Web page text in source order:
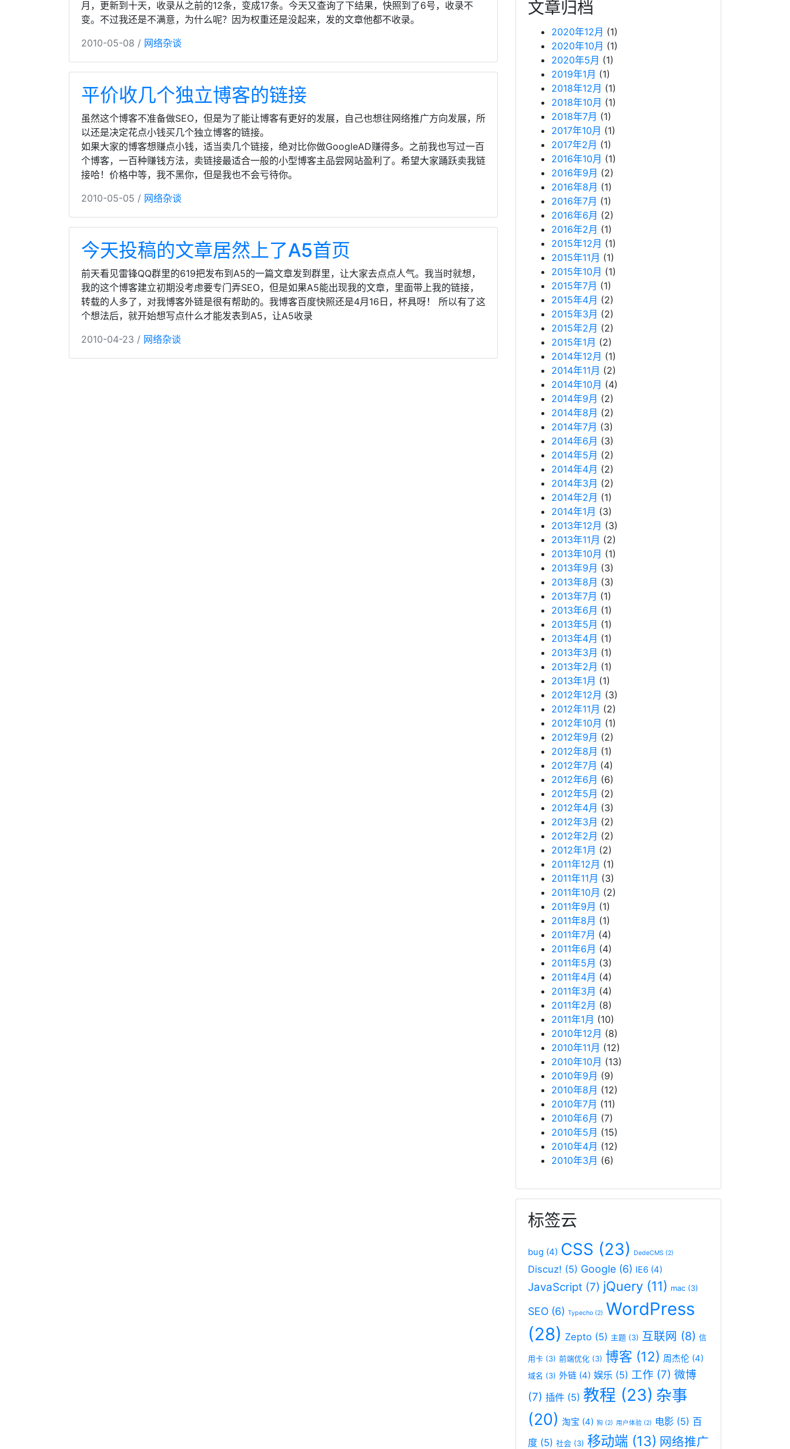
月，更新到十天，收录从之前的12条，变成17条。今天又查询了下结果，快照到了6号，收录不
变。不过我还是不满意，为什么呢？因为权重还是没起来，发的文章他都不收录。
2010-05-08 / 网络杂谈
平价收几个独立博客的链接
虽然这个博客不准备做SEO，但是为了能让博客有更好的发展，自己也想往网络推广方向发展，所
以还是决定花点小钱买几个独立博客的链接。
如果大家的博客想赚点小钱，适当卖几个链接，绝对比你做GoogleAD赚得多。之前我也写过一百
个博客，一百种赚钱方法，卖链接最适合一般的小型博客主品尝网站盈利了。希望大家踊跃卖我链
接哈！价格中等，我不黑你，但是我也不会亏待你。
2010-05-05 / 网络杂谈
今天投稿的文章居然上了A5首页
前天看见雷锋QQ群里的619把发布到A5的一篇文章发到群里，让大家去点点人气。我当时就想，
我的这个博客建立初期没考虑要专门弄SEO，但是如果A5能出现我的文章，里面带上我的链接，
转载的人多了，对我博客外链是很有帮助的。我博客百度快照还是4月16日，杯具呀！ 所以有了这
个想法后，就开始想写点什么才能发表到A5，让A5收录
2010-04-23 / 网络杂谈
文章归档
2020年12月 (1)
2020年10月 (1)
2020年5月 (1)
2019年1月 (1)
2018年12月 (1)
2018年10月 (1)
2018年7月 (1)
2017年10月 (1)
2017年2月 (1)
2016年10月 (1)
2016年9月 (2)
2016年8月 (1)
2016年7月 (1)
2016年6月 (2)
2016年2月 (1)
2015年12月 (1)
2015年11月 (1)
2015年10月 (1)
2015年7月 (1)
2015年4月 (2)
2015年3月 (2)
2015年2月 (2)
2015年1月 (2)
2014年12月 (1)
2014年11月 (2)
2014年10月 (4)
2014年9月 (2)
2014年8月 (2)
2014年7月 (3)
2014年6月 (3)
2014年5月 (2)
2014年4月 (2)
2014年3月 (2)
2014年2月 (1)
2014年1月 (3)
2013年12月 (3)
2013年11月 (2)
2013年10月 (1)
2013年9月 (3)
2013年8月 (3)
2013年7月 (1)
2013年6月 (1)
2013年5月 (1)
2013年4月 (1)
2013年3月 (1)
2013年2月 (1)
2013年1月 (1)
2012年12月 (3)
2012年11月 (2)
2012年10月 (1)
2012年9月 (2)
2012年8月 (1)
2012年7月 (4)
2012年6月 (6)
2012年5月 (2)
2012年4月 (3)
2012年3月 (2)
2012年2月 (2)
2012年1月 (2)
2011年12月 (1)
2011年11月 (3)
2011年10月 (2)
2011年9月 (1)
2011年8月 (1)
2011年7月 (4)
2011年6月 (4)
2011年5月 (3)
2011年4月 (4)
2011年3月 (4)
2011年2月 (8)
2011年1月 (10)
2010年12月 (8)
2010年11月 (12)
2010年10月 (13)
2010年9月 (9)
2010年8月 (12)
2010年7月 (11)
2010年6月 (7)
2010年5月 (15)
2010年4月 (12)
2010年3月 (6)
标签云
bug (4) CSS (23) DedeCMS (2)
Discuz! (5) Google (6) IE6 (4)
JavaScript (7) jQuery (11) mac (3)
SEO (6) Typecho (2) WordPress
(28) Zepto (5) 主题 (3) 互联网 (8) 信
用卡 (3) 前端优化 (3) 博客 (12) 周杰伦 (4)
域名 (3) 外链 (4) 娱乐 (5) 工作 (7) 微博
(7) 插件 (5) 教程 (23) 杂事
(20) 淘宝 (4) 狗 (2) 用户体验 (2) 电影 (5) 百
度 (5) 社会 (3) 移动端 (13) 网络推广